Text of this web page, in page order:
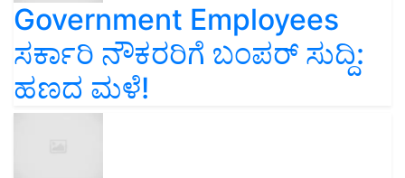
Government Employees
ಸರ್ಕಾರಿ ನೌಕರರಿಗೆ ಬಂಪರ್‌ ಸುದ್ದಿ:
ಹಣದ ಮಳೆ!